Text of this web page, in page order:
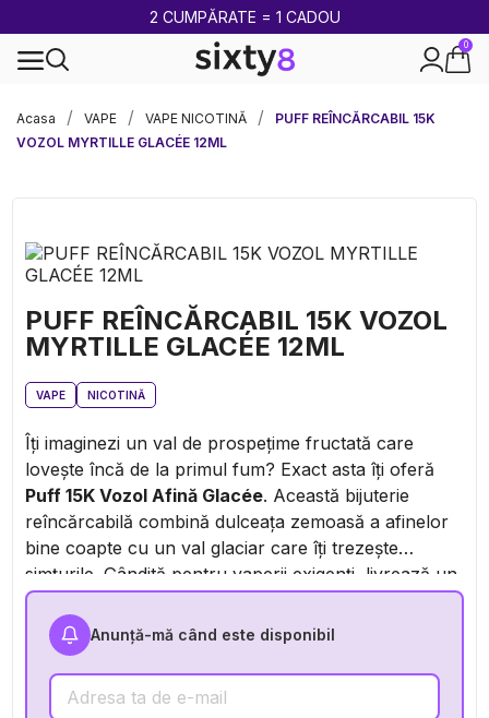
2 CUMPĂRATE = 1 CADOU
0
Acasa
VAPE VAPE NICOTINĂ
PUFF REÎNCĂRCABIL 15K
VOZOL MYRTILLE GLACÉE 12ML
PUFF REÎNCĂRCABIL 15K VOZOL
MYRTILLE GLACÉE 12ML
VAPE NICOTINĂ
Îți imaginezi un val de prospețime fructată care
lovește încă de la primul fum? Exact asta îți oferă
Puff 15K Vozol Afină Glacée. Această bijuterie
reîncărcabilă combină dulceața zemoasă a afinelor
bine coapte cu un val glaciar care îți trezește
simțurile. Gândită pentru vaperii exigenți, livrează un
hit puternic datorită celor 20 mg de nicotină,
respectând în același timp noua reglementare
franceză. Formatul reutilizabil, autonomia beton și
designul stilat o transformă în alternativa perfectă la
pufurile de unică folosință. În plus, cu cele 4 niveluri
Anunță-mă când este disponibil